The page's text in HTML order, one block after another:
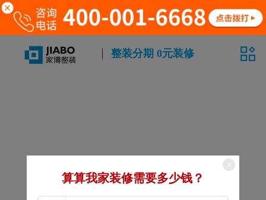
整装分期 0元装修
算算我家装修需要多少钱？